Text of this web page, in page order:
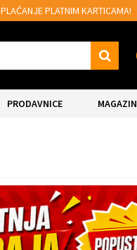
PLATNIM KARTICAMA!
PRODAVNICE MAGAZIN